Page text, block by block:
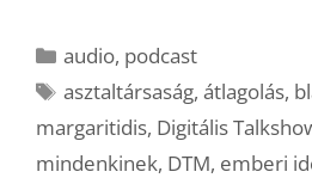
Kategória
audio, podcast
Címkék
asztaltársaság,átlagolás,
margaritidis, Digitális
mindenkinek, DTM, emberi